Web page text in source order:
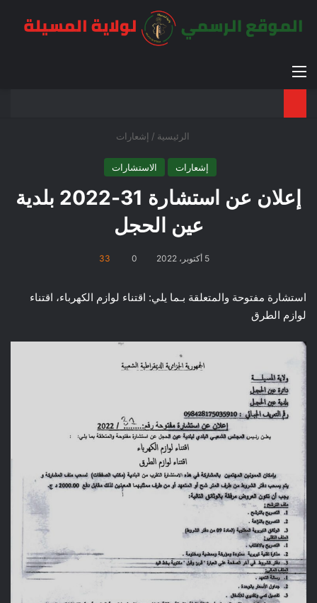
القائمة
الرئيسية / إشعارات
إشعارات الاستشارات
إعلان عن استشارة 31-2022 بلدية
عين الحجل
5 أكتوبر، 2022 0
33
استشارة مفتوحة والمتعلقة بـما يلي: اقتناء لوازم الكهرباء، اقتناء
لوازم الطرق